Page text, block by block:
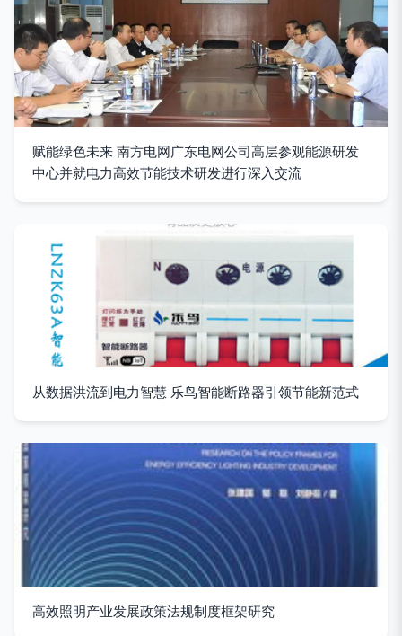
赋能绿色未来 南方电网广东电网公司高层参观能源研发
中心并就电力高效节能技术研发进行深入交流
从数据洪流到电力智慧 乐鸟智能断路器引领节能新范式
高效照明产业发展政策法规制度框架研究